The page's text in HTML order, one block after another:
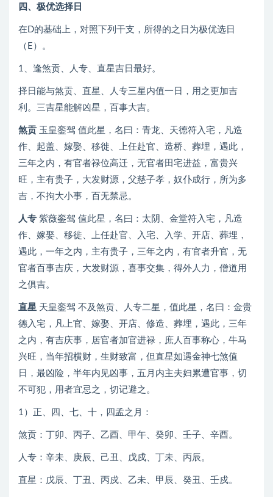
四、极优选择日
在D的基础上，对照下列干支，所得的之日为极优选日
（E）。
1、逢煞贡、人专、直星吉日最好。
择日能与煞贡、直星、人专三星内值一日，用之更加吉
利。三吉星能解凶星，百事大吉。
煞贡 玉皇銮驾 值此星，名曰：青龙、天德符入宅，凡造
作、起盖、嫁娶、移徙、上任赴官、造桥、葬埋，遇此，
三年之内，有官者禄位高迁，无官者田宅进益，富贵兴
旺，主有贵子，大发财源，父慈子孝，奴仆成行，所为多
吉，不拘大小事，百无禁忌。
人专 紫薇銮驾 值此星，名曰：太阴、金堂符入宅，凡造
作、嫁娶、移徙、上任赴官、入宅、入学、开店、葬埋，
遇此，一年之内，主有贵子，三年之内，有官者升官，无
官者百事吉庆，大发财源，喜事交集，得外人力，僧道用
之俱吉。
直星 天皇銮驾 不及煞贡、人专二星，值此星，名曰：金贵
德入宅，凡上官、嫁娶、开店、修造、葬埋，遇此，三年
之内，有吉庆事，居官者加官进禄，庶人百事称心，牛马
兴旺，当年招横财，生财致富，但直星如遇金神七煞值
日，最凶险，半年内见凶事，五月内主夫妇累遭官事，切
不可犯，用者宜忌之，切记避之。
1）正、四、七、十，四孟之月：
煞贡：丁卯、丙子、乙酉、甲午、癸卯、壬子、辛酉。
人专：辛未、庚辰、己丑、戊戍、丁未、丙辰。
直星：戊辰、丁丑、丙戍、乙未、甲辰、癸丑、壬戍。